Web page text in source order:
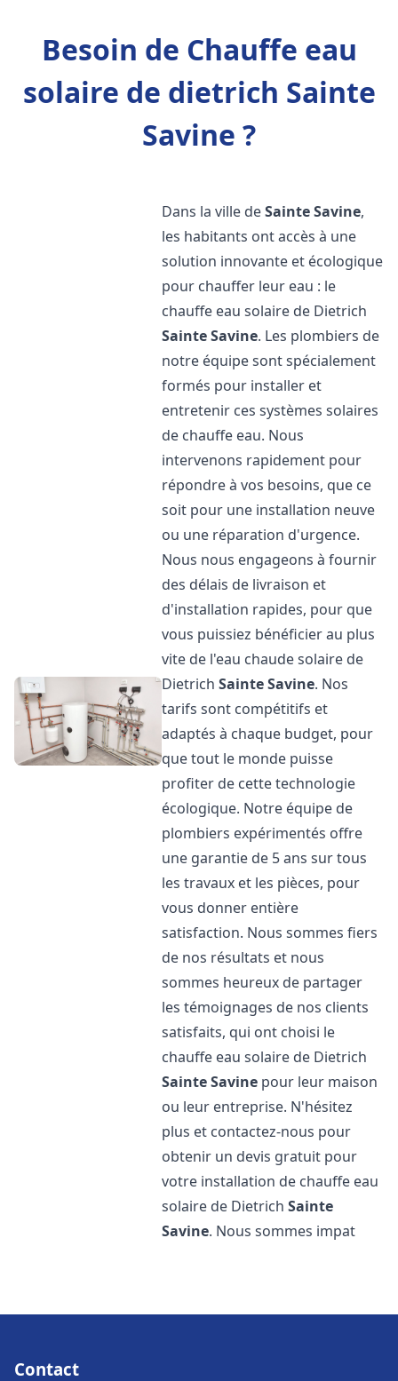
Besoin de Chauffe eau
solaire de dietrich Sainte
Savine ?
Dans la ville deSainte Savine,
les habitants ont accès à une
solution innovante et écologique
pour chauffer leur eau : le
chauffe eau solaire de Dietrich
Sainte Savine. Les plombiers de
notre équipe sont spécialement
formés pour installer et
entretenir ces systèmes solaires
de chauffe eau. Nous
intervenons rapidement pour
répondre à vos besoins, que ce
soit pour une installation neuve
ou une réparation d'urgence.
Nous nous engageons à fournir
des délais de livraison et
d'installation rapides, pour que
vous puissiez bénéficier au plus
vite de l'eau chaude solaire de
DietrichSainte Savine. Nos
tarifs sont compétitifs et
adaptés à chaque budget, pour
que tout le monde puisse
profiter de cette technologie
écologique. Notre équipe de
plombiers expérimentés offre
une garantie de 5 ans sur tous
les travaux et les pièces, pour
vous donner entière
satisfaction. Nous sommes fiers
de nos résultats et nous
sommes heureux de partager
les témoignages de nos clients
satisfaits, qui ont choisi le
chauffe eau solaire de Dietrich
Sainte Savine pour leur maison
ou leur entreprise. N'hésitez
plus et contactez-nous pour
obtenir un devis gratuit pour
votre installation de chauffe eau
solaire de DietrichSainte
Savine. Nous sommes impat
Contact